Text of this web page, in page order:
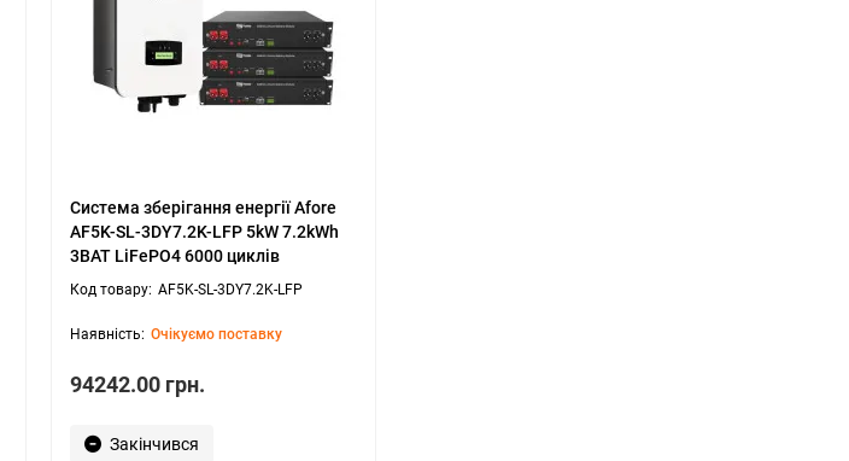
Система зберігання енергії Afore
AF5K-SL-3DY7.2K-LFP 5kW 7.2kWh
3BAT LiFePO4 6000 циклів
AF5K-SL-3DY7.2K-LFP
Очікуємо поставку
94242.00 грн.
Закінчився